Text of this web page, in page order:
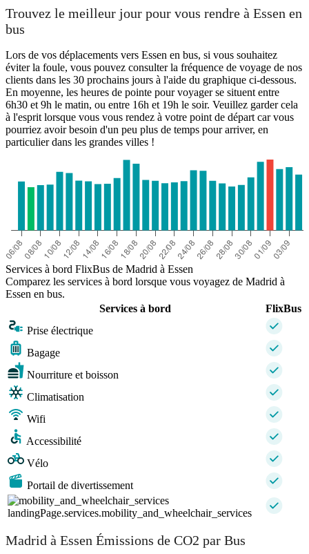
Trouvez le meilleur jour pour vous rendre à Essen en
bus
Lors de vos déplacements vers Essen en bus, si vous souhaitez
éviter la foule, vous pouvez consulter la fréquence de voyage de nos
clients dans les 30 prochains jours à l'aide du graphique ci-dessous.
En moyenne, les heures de pointe pour voyager se situent entre
6h30 et 9h le matin, ou entre 16h et 19h le soir. Veuillez garder cela
à l'esprit lorsque vous vous rendez à votre point de départ car vous
pourriez avoir besoin d'un peu plus de temps pour arriver, en
particulier dans les grandes villes !
Services à bord FlixBus de Madrid à Essen
Comparez les services à bord lorsque vous voyagez de Madrid à
Essen en bus.
Services à bord
FlixBus
Prise électrique
Bagage
Nourriture et boisson
Climatisation
Wifi
Accessibilité
Vélo
Portail de divertissement
landingPage.services.mobility_and_wheelchair_services
Madrid à Essen Émissions de CO2 par Bus